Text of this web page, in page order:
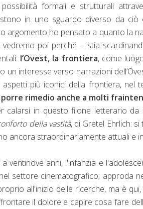
formali e strutturali
in uno sguardo diverso da
argomento ho pensato a quanto la
vedremo poi perché – stia
l’Ovest, la frontiera, come
un interesse verso narrazioni
aspetti più iconici della frontiera,
porre rimedio anche a molti
calarsi in questo filone letterario
della vastità, di Gretel Ehrlich:
ancora straordinariamente attuali e
a ventinove anni, l'infanzia e
settore cinematografico; approda
all'inizio delle ricerche, ma è
il dolore e capire cosa fare